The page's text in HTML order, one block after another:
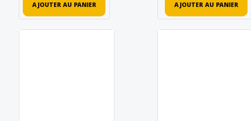
AJOUTER AU PANIER AJOUTER AU PANIER